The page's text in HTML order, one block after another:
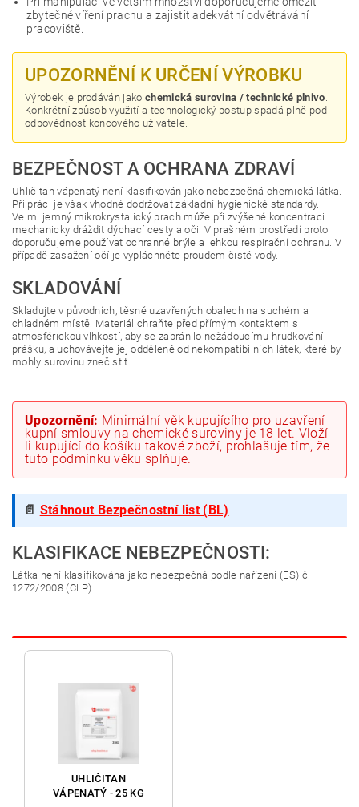
zbytečné víření prachu a zajistit adekvátní odvětrávání
pracoviště.
UPOZORNĚNÍ K URČENÍ VÝROBKU
Výrobek je prodáván jako chemická surovina / technické plnivo.
Konkrétní způsob využití a technologický postup spadá plně pod
odpovědnost koncového uživatele.
BEZPEČNOST A OCHRANA ZDRAVÍ
Uhličitan vápenatý není klasifikován jako nebezpečná chemická látka.
Při práci je však vhodné dodržovat základní hygienické standardy.
Velmi jemný mikrokrystalický prach může při zvýšené koncentraci
mechanicky dráždit dýchací cesty a oči. V prašném prostředí proto
doporučujeme používat ochranné brýle a lehkou respirační ochranu. V
případě zasažení očí je vypláchněte proudem čisté vody.
SKLADOVÁNÍ
Skladujte v původních, těsně uzavřených obalech na suchém a
chladném místě. Materiál chraňte před přímým kontaktem s
atmosférickou vlhkostí, aby se zabránilo nežádoucímu hrudkování
prášku, a uchovávejte jej odděleně od nekompatibilních látek, které by
mohly surovinu znečistit.
Upozornění: Minimální věk kupujícího pro uzavření
kupní smlouvy na chemické suroviny je 18 let. Vloží-
li kupující do košíku takové zboží, prohlašuje tím, že
tuto podmínku věku splňuje.
📄 Stáhnout Bezpečnostní list (BL)
KLASIFIKACE NEBEZPEČNOSTI:
Látka není klasifikována jako nebezpečná podle nařízení (ES) č.
1272/2008 (CLP).
UHLIČITAN
VÁPENATÝ - 25 KG